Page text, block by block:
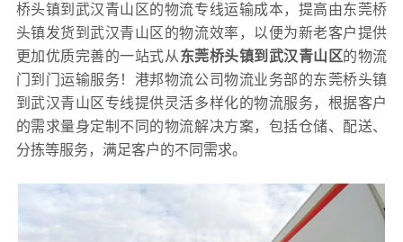
桥头镇到武汉青山区的物流专线运输成本，提高由东莞桥
头镇发货到武汉青山区的物流效率，以便为新老客户提供
更加优质完善的一站式从 东莞桥头镇到武汉青山区的物流
门到门运输服务！港邦物流公司物流业务部的东莞桥头镇
到武汉青山区专线提供灵活多样化的物流服务，根据客户
的需求量身定制不同的物流解决方案，包括仓储、配送、
分拣等服务，满足客户的不同需求。